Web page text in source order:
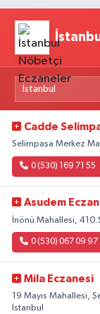
Cadde
Selimpaşa Merkez
0 (530) 169 71 55
Asudem
İnönü Mahallesi,
0 (530) 067 09 97
Mila Eczanesi
19 Mayıs Mahallesi,
İstanbul